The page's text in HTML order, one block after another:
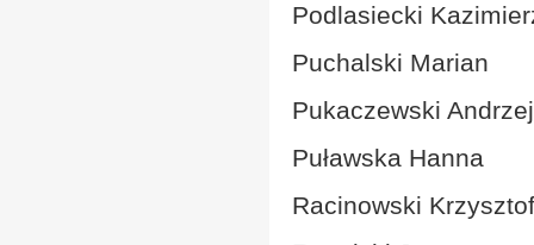
Podlasiecki
Puchalski Marian
Pukaczewski Andrzej
Puławska Hanna
Racinowski Krzysztof